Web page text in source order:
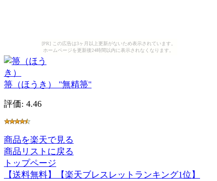
[PR] この広告は3ヶ月以上更新がないため表示されています。
ホームページを更新後24時間以内に表示されなくなります。
箒（ほうき） "無精箒"
評価: 4.46
商品を楽天で見る
商品リストに戻る
トップページ
【送料無料】【楽天ブレスレットランキング1位】